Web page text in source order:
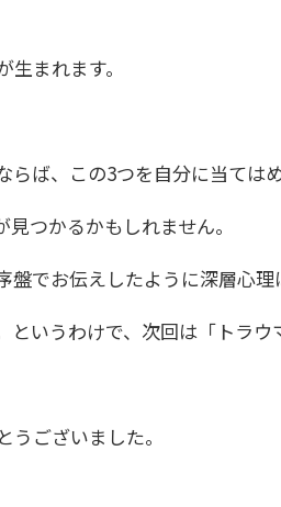
まれます。
ば、この3つを自分に当ては
つかるかもしれません。
盤でお伝えしたように深層心
いうわけで、次回は「トラウ
ございました。